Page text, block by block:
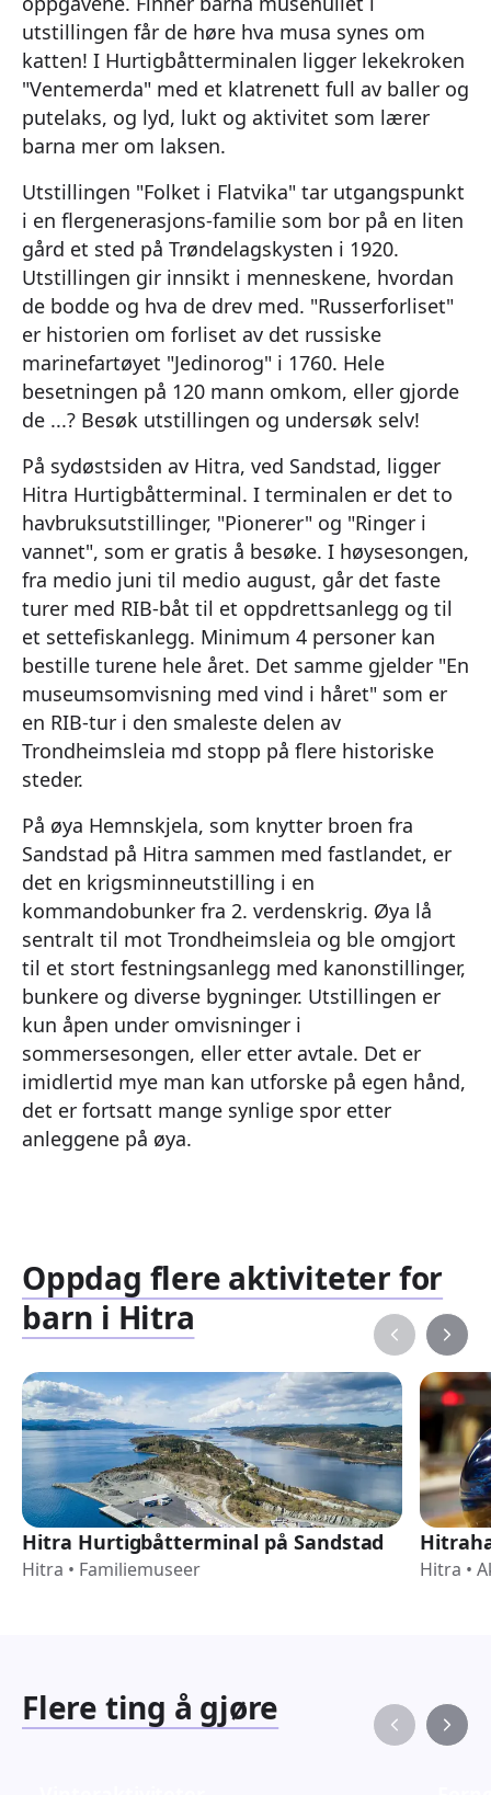
utstillingen får de høre hva musa synes om
katten! I Hurtigbåtterminalen ligger lekekroken
"Ventemerda" med et klatrenett full av baller og
putelaks, og lyd, lukt og aktivitet som lærer
barna mer om laksen.
Utstillingen "Folket i Flatvika" tar utgangspunkt
i en flergenerasjons-familie som bor på en liten
gård et sted på Trøndelagskysten i 1920.
Utstillingen gir innsikt i menneskene, hvordan
de bodde og hva de drev med. "Russerforliset"
er historien om forliset av det russiske
marinefartøyet "Jedinorog" i 1760. Hele
besetningen på 120 mann omkom, eller gjorde
de ...? Besøk utstillingen og undersøk selv!
På sydøstsiden av Hitra, ved Sandstad, ligger
Hitra Hurtigbåtterminal. I terminalen er det to
havbruksutstillinger, "Pionerer" og "Ringer i
vannet", som er gratis å besøke. I høysesongen,
fra medio juni til medio august, går det faste
turer med RIB-båt til et oppdrettsanlegg og til
et settefiskanlegg. Minimum 4 personer kan
bestille turene hele året. Det samme gjelder "En
museumsomvisning med vind i håret" som er
en RIB-tur i den smaleste delen av
Trondheimsleia md stopp på flere historiske
steder.
På øya Hemnskjela, som knytter broen fra
Sandstad på Hitra sammen med fastlandet, er
det en krigsminneutstilling i en
kommandobunker fra 2. verdenskrig. Øya lå
sentralt til mot Trondheimsleia og ble omgjort
til et stort festningsanlegg med kanonstillinger,
bunkere og diverse bygninger. Utstillingen er
kun åpen under omvisninger i
sommersesongen, eller etter avtale. Det er
imidlertid mye man kan utforske på egen hånd,
det er fortsatt mange synlige spor etter
anleggene på øya.
Oppdag flere aktiviteter for
barn i Hitra
Hitra Hurtigbåtterminal på Sandstad
Hitra • Familiemuseer Hitra •
Flere ting å gjøre